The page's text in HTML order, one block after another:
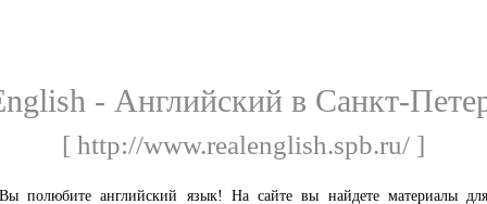
- Английский в Санкт-
[ http://www.realenglish.spb.ru/ ]
Вы полюбите английский язык! На сайте вы найдете материалы для